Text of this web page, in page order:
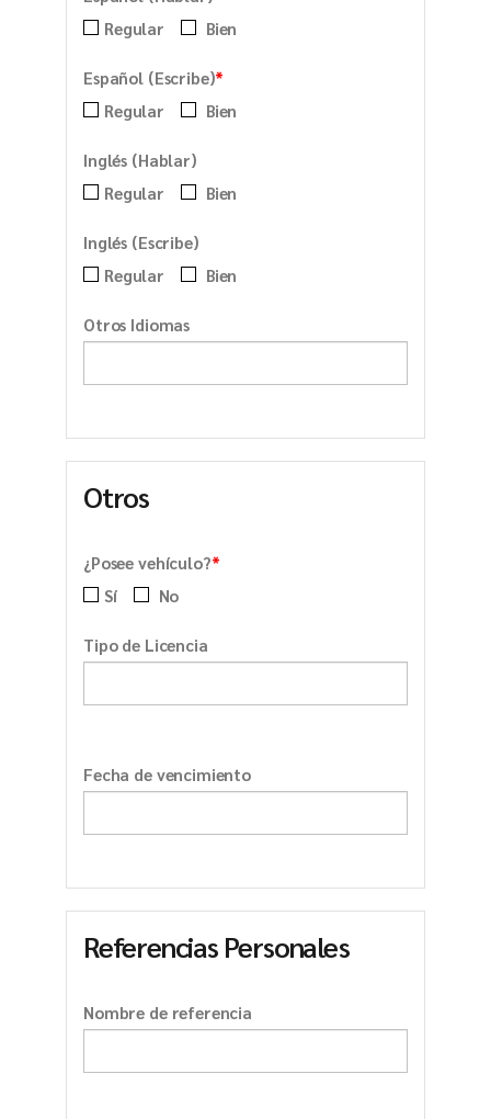
Regular Bien
Español (Escribe)*
Regular Bien
Inglés (Hablar)
Regular
Bien
Inglés (Escribe)
Regular
Bien
Otros Idiomas
Otros
¿Posee vehículo?*
Sí No
Tipo de Licencia
Fecha de vencimiento
Referencias Personales
Nombre de referencia